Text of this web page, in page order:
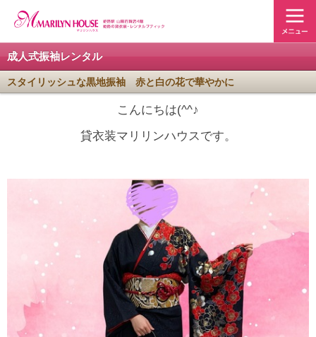
成人式振袖レンタル
スタイリッシュな黒地振袖 赤と白の花で華やかに
こんにちは(^^♪
貸衣装マリリンハウスです。